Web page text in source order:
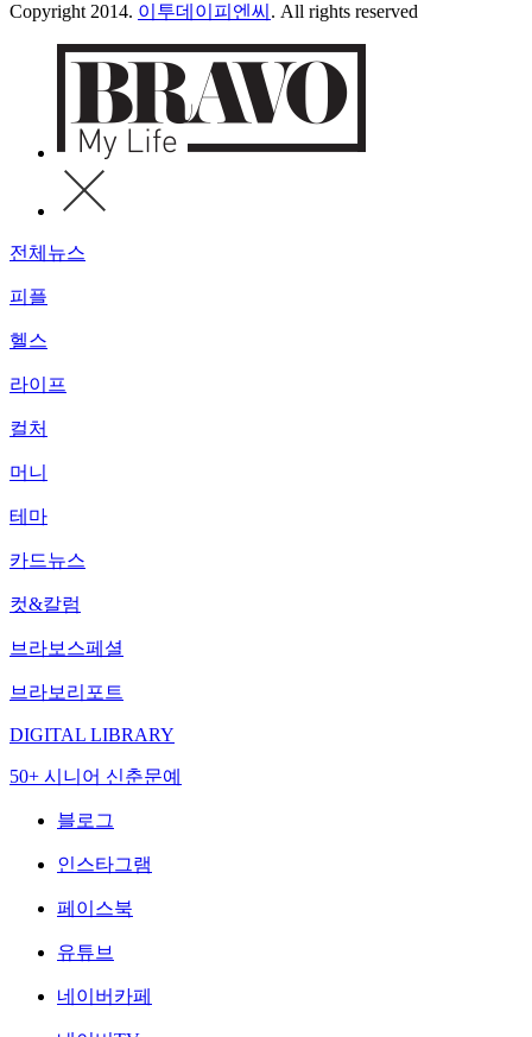
Copyright 2014. 이투데이피엔씨 . All rights reserved
전체뉴스
피플
헬스
라이프
컬처
머니
테마
카드뉴스
컷&칼럼
브라보스페셜
브라보리포트
DIGITAL LIBRARY
50+ 시니어 신춘문예
블로그
인스타그램
페이스북
유튜브
네이버카페